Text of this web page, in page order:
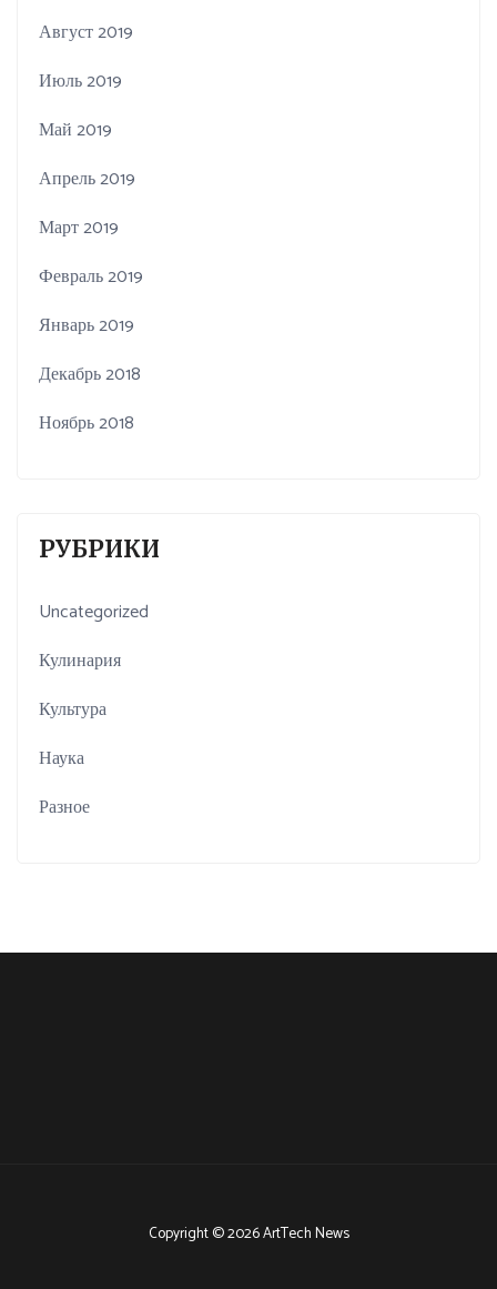
Август 2019
Июль 2019
Май 2019
Апрель 2019
Март 2019
Февраль 2019
Январь 2019
Декабрь 2018
Ноябрь 2018
РУБРИКИ
Uncategorized
Кулинария
Культура
Наука
Разное
Copyright © 2026 ArtTech News